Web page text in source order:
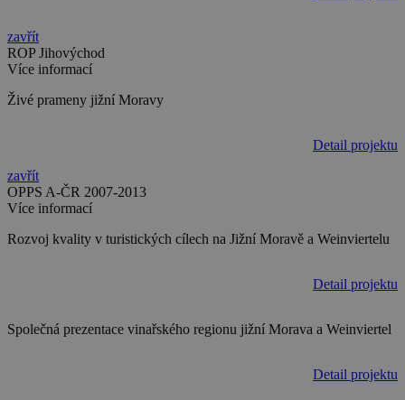
zavřít
ROP Jihovýchod
Více informací
Živé prameny jižní Moravy
Detail projektu
zavřít
OPPS A-ČR 2007-2013
Více informací
Rozvoj kvality v turistických cílech na Jižní Moravě a Weinviertelu
Detail projektu
Společná prezentace vinařského regionu jižní Morava a Weinviertel
Detail projektu